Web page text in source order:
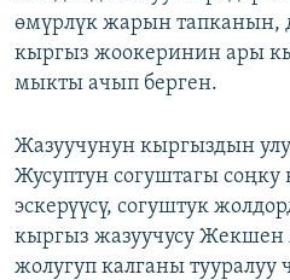
өмүрлүк жарын тапканын,
кыргыз жоокеринин ары
мыкты ачып берген.
Жазуучунун кыргыздын
Жусуптун согуштагы соңку
эскерүүсү, согуштук
кыргыз жазуучусу Жекшен
жолугуп калганы тууралуу